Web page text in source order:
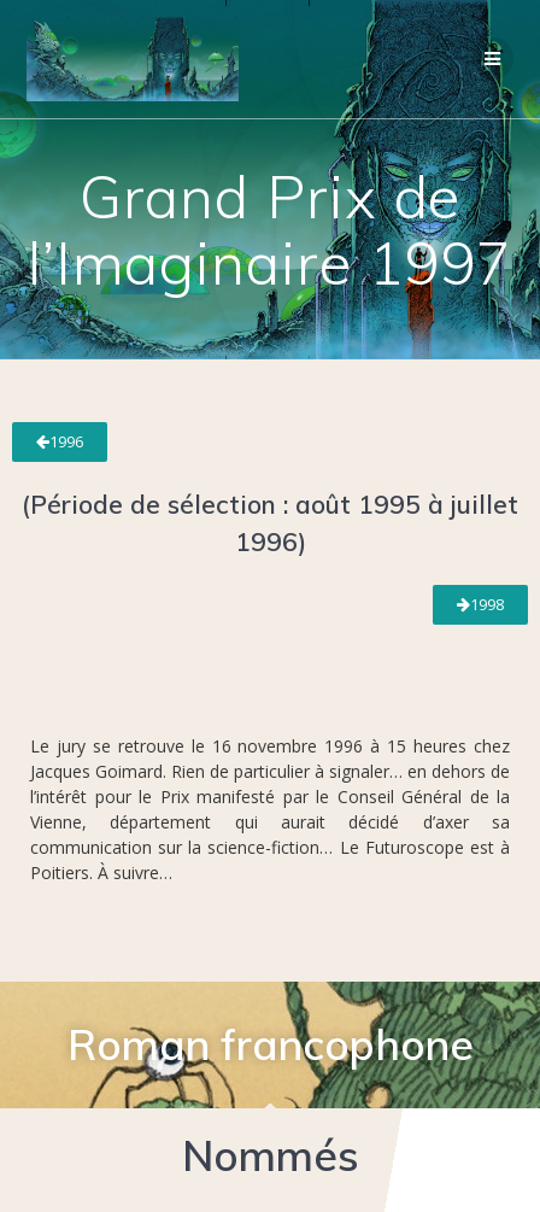
Grand Prix de
l’Imaginaire 1997
1996
(Période de sélection : août 1995 à juillet
1996)
1998
Le jury se retrouve le 16 novembre 1996 à 15 heures chez
Jacques Goimard. Rien de particulier à signaler… en dehors de
l’intérêt pour le Prix manifesté par le Conseil Général de la
Vienne, département qui aurait décidé d’axer sa
communication sur la science-fiction… Le Futuroscope est à
Poitiers. À suivre…
Roman francophone
Nommés